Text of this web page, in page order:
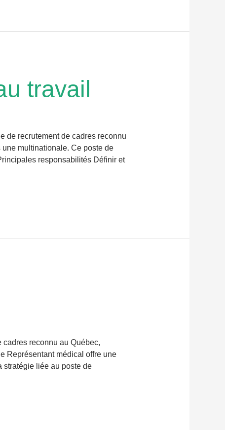
travail
de recrutement de cadres reconnu
multinationale. Ce poste de
responsabilités Définir et
reconnu au Québec,
Représentant médical offre une
stratégie liée au poste de